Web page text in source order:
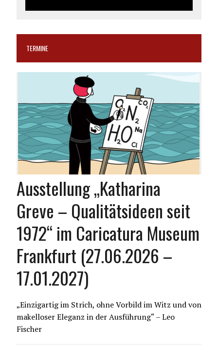
TERMINE
Ausstellung „Katharina
Greve – Qualitätsideen seit
1972“ im Caricatura Museum
Frankfurt (27.06.2026 –
17.01.2027)
„Einzigartig im Strich, ohne Vorbild im Witz und von
makelloser Eleganz in der Ausführung“ – Leo
Fischer